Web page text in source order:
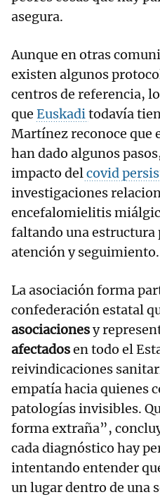
asegura.
Aunque en otras
existen algunos
centros de referencia,
que Euskaditodavía
Martínez reconoce que
han dado algunos
impacto delcovid
investigaciones
encefalomielitis
faltando una estructura
atención y seguimiento.
La asociación forma
confederación estatal
asociacionesy
afectadosen todo el
reivindicaciones
empatía hacia quienes
patologías invisibles.
forma extraña”,
cada diagnóstico hay
intentando entender
un lugar dentro de una